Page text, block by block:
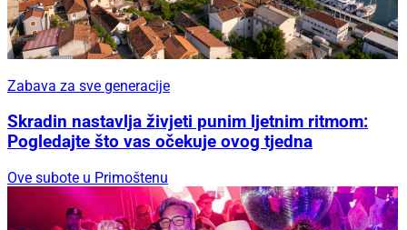
Zabava za sve generacije
Skradin nastavlja živjeti punim ljetnim ritmom:
Pogledajte što vas očekuje ovog tjedna
Ove subote u Primoštenu